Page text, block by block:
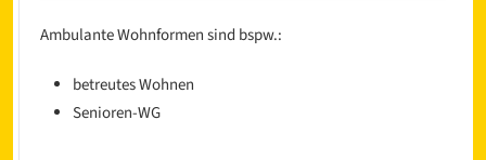
Ambulante Wohnformen sind bspw.:
betreutes Wohnen
Senioren-WG